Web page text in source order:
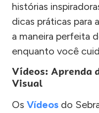
histórias
dicas práticas para
a maneira perfeita
enquanto você
Vídeos: Aprenda
Visual
Os Vídeos do